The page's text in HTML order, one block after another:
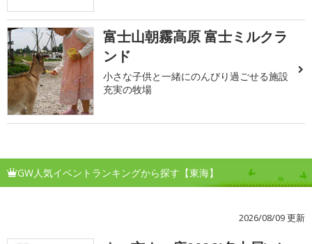
富士山朝霧高原 富士ミルクラ
ンド
小さな子供と一緒にのんびり過ごせる施設
充実の牧場
GW人気イベントランキングから探す【東海】
2026/08/09 更新